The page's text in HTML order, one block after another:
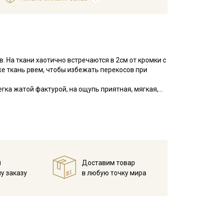
На ткани хаотично встречаются в 2см от кромки с
рвем, чтобы избежать перекосов при
жатой фактурой, на ощупь приятная, мягкая,
платьев, блузок с пышными рукавами.
заказу
Доставим товар
в любую точку мира